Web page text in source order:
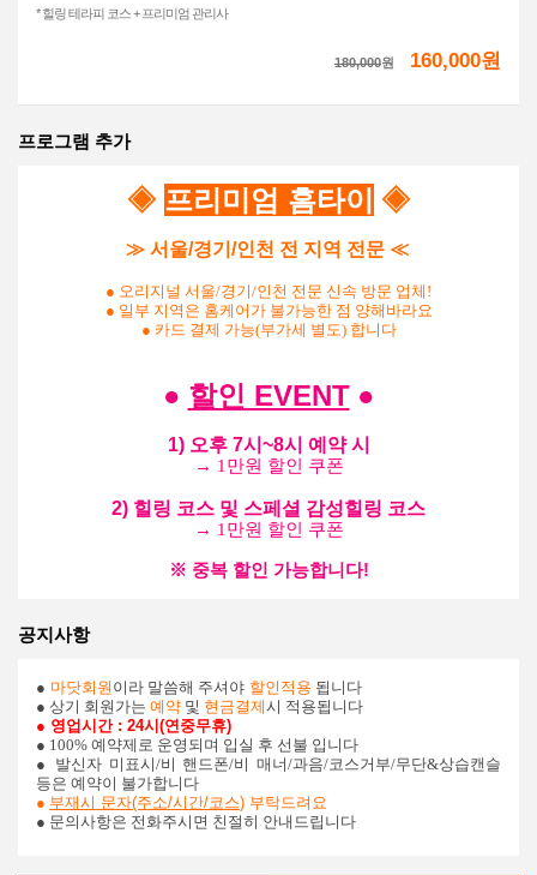
* 힐링 테라피 코스 + 프리미엄 관리사
180,000원 160,000원
프로그램 추가
◈ 프리미엄 홈타이 ◈
≫ 서울/경기/인천 전 지역 전문 ≪
● 오리지널 서울/경기/인천 전문 신속 방문 업체!
● 일부 지역은 홈케어가 불가능한 점 양해바라요
● 카드 결제 가능(부가세 별도) 합니다
● 할인 EVENT ●
1) 오후 7시~8시 예약 시
→ 1만원 할인 쿠폰
2) 힐링 코스 및 스페셜 감성힐링 코스
→ 1만원 할인 쿠폰
※ 중복 할인 가능합니다!
공지사항
● 마닷회원 이라 말씀해 주셔야 할인적용 됩니다
● 상기 회원가는 예약 및 현금결제시 적용됩니다
● 영업시간 : 24시(연중무휴)
● 100% 예약제로 운영되며 입실 후 선불 입니다
● 발신자 미표시/비 핸드폰/비 매너/과음/코스거부/무단&상습캔슬
등은 예약이 불가합니다
● 부재시 문자(주소/시간/코스) 부탁드려요
● 문의사항은 전화주시면 친절히 안내드립니다